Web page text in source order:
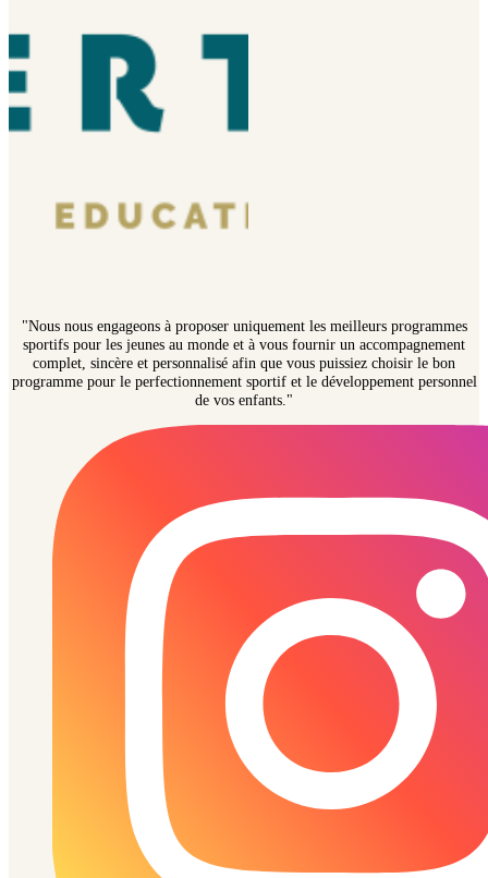
"Nous nous engageons à proposer uniquement les meilleurs programmes
sportifs pour les jeunes au monde et à vous fournir un accompagnement
complet, sincère et personnalisé afin que vous puissiez choisir le bon
programme pour le perfectionnement sportif et le développement personnel
de vos enfants."